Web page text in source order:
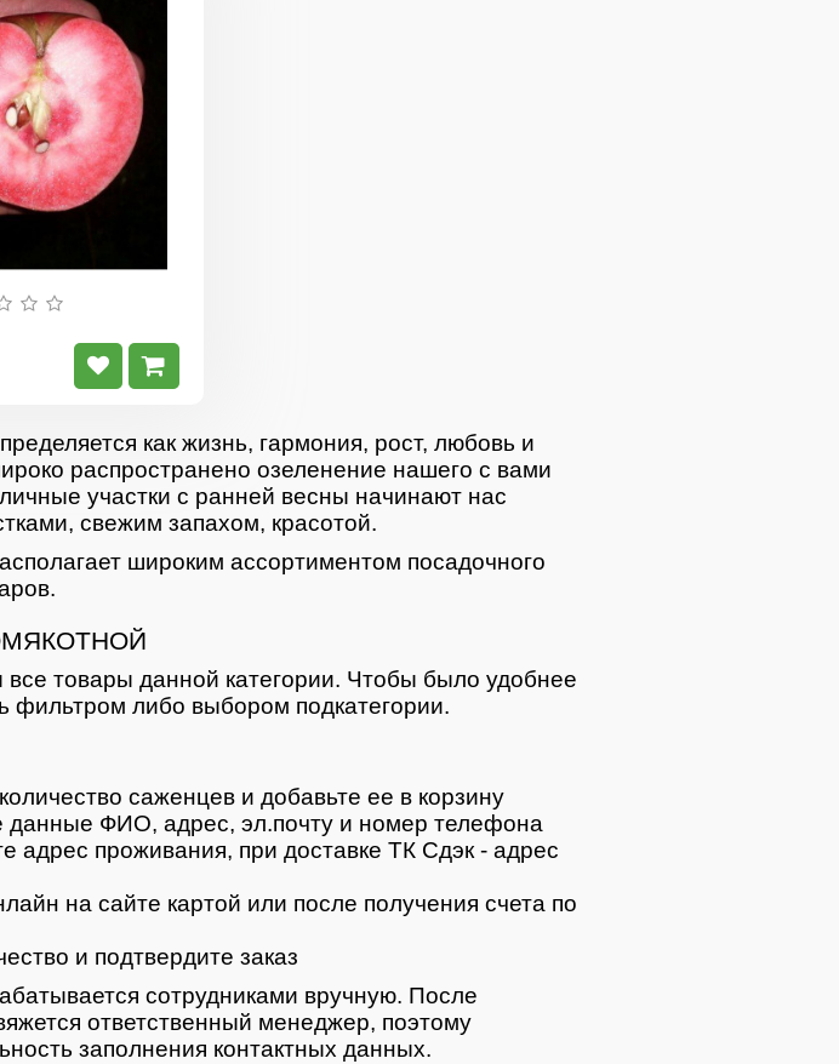
как жизнь, гармония, рост, любовь и
распространено озеленение нашего с вами
участки с ранней весны начинают нас
свежим запахом, красотой.
широким ассортиментом посадочного
товары данной категории. Чтобы было удобнее
фильтром либо выбором подкатегории.
саженцев и добавьте ее в корзину
данные ФИО, адрес, эл.почту и номер телефона
адрес проживания, при доставке ТК Сдэк - адрес
на сайте картой или после получения счета по
и подтвердите заказ
сотрудниками вручную. После
ответственный менеджер, поэтому
заполнения контактных данных.